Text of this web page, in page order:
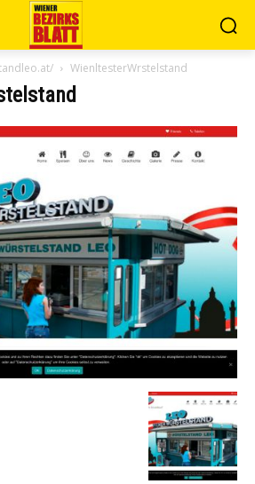
WienltesterWrstelstand